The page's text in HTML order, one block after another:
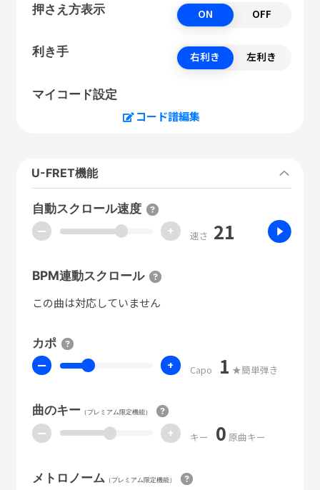
押さえ方表示 ON OFF
利き手 右利き 左利き
マイコード設定
コード譜編集
U-FRET機能
自動スクロール速度
ー + 速さ 21
BPM連動スクロール
この曲は対応していません
カポ
ー + Capo 1 ★簡単弾き
曲のキー（プレミアム限定機能）
ー + キー 0 原曲キー
メトロノーム （プレミアム限定機能）